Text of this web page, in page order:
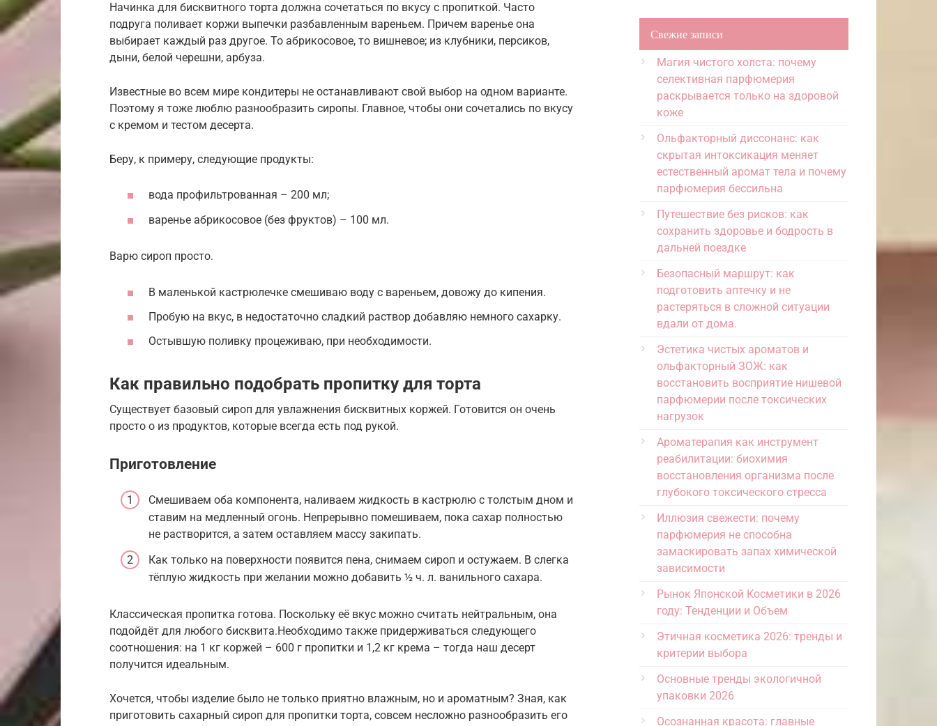
Начинка для бисквитного торта должна сочетаться по вкусу с пропиткой. Часто
подруга поливает коржи выпечки разбавленным вареньем. Причем варенье она
выбирает каждый раз другое. То абрикосовое, то вишневое; из клубники, персиков,
дыни, белой черешни, арбуза.
Известные во всем мире кондитеры не останавливают свой выбор на одном варианте.
Поэтому я тоже люблю разнообразить сиропы. Главное, чтобы они сочетались по вкусу
с кремом и тестом десерта.
Беру, к примеру, следующие продукты:
вода профильтрованная – 200 мл;
варенье абрикосовое (без фруктов) – 100 мл.
Варю сироп просто.
В маленькой кастрюлечке смешиваю воду с вареньем, довожу до кипения.
Пробую на вкус, в недостаточно сладкий раствор добавляю немного сахарку.
Остывшую поливку процеживаю, при необходимости.
Как правильно подобрать пропитку для торта
Существует базовый сироп для увлажнения бисквитных коржей. Готовится он очень
просто о из продуктов, которые всегда есть под рукой.
Приготовление
Смешиваем оба компонента, наливаем жидкость в кастрюлю с толстым дном и
ставим на медленный огонь. Непрерывно помешиваем, пока сахар полностью
не растворится, а затем оставляем массу закипать.
Как только на поверхности появится пена, снимаем сироп и остужаем. В слегка
тёплую жидкость при желании можно добавить ½ ч. л. ванильного сахара.
Классическая пропитка готова. Поскольку её вкус можно считать нейтральным, она
подойдёт для любого бисквита.Необходимо также придерживаться следующего
соотношения: на 1 кг коржей – 600 г пропитки и 1,2 кг крема – тогда наш десерт
получится идеальным.
Хочется, чтобы изделие было не только приятно влажным, но и ароматным? Зная, как
приготовить сахарный сироп для пропитки торта, совсем несложно разнообразить его
Свежие записи
Магия чистого холста: почему
селективная парфюмерия
раскрывается только на здоровой
коже
Ольфакторный диссонанс: как
скрытая интоксикация меняет
естественный аромат тела и почему
парфюмерия бессильна
Путешествие без рисков: как
сохранить здоровье и бодрость в
дальней поездке
Безопасный маршрут: как
подготовить аптечку и не
растеряться в сложной ситуации
вдали от дома.
Эстетика чистых ароматов и
ольфакторный ЗОЖ: как
восстановить восприятие нишевой
парфюмерии после токсических
нагрузок
Ароматерапия как инструмент
реабилитации: биохимия
восстановления организма после
глубокого токсического стресса
Иллюзия свежести: почему
парфюмерия не способна
замаскировать запах химической
зависимости
Рынок Японской Косметики в 2026
году: Тенденции и Объем
Этичная косметика 2026: тренды и
критерии выбора
Основные тренды экологичной
упаковки 2026
Осознанная красота: главные